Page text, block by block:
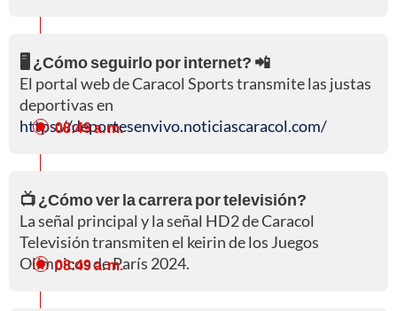
🖥️ ¿Cómo seguirlo por internet? 📲
El portal web de Caracol Sports transmite las justas
deportivas en
https://deportesenvivo.noticiascaracol.com/
08:49 a. m.
📺 ¿Cómo ver la carrera por televisión?
La señal principal y la señal HD2 de Caracol
Televisión transmiten el keirin de los Juegos
Olímpicos de París 2024.
08:49 a. m.